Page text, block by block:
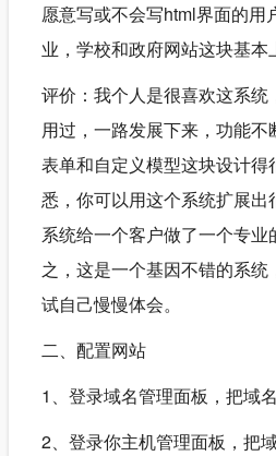
愿意写或不会写html界面的用
业，学校和政府网站这块基本
评价：我个人是很喜欢这系统
用过，一路发展下来，功能不
表单和自定义模型这块设计
悉，你可以用这个系统扩展
系统给一个客户做了一个专业
之，这是一个基因不错的系
试自己慢慢体会。
二、配置网站
1、登录域名管理面板，把域
2、登录你主机管理面板，把